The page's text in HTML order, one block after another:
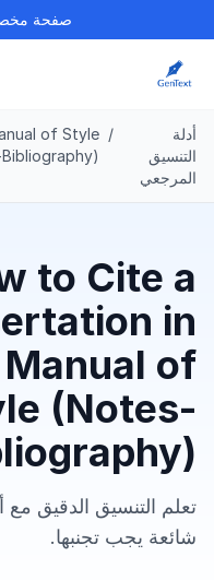
صفحة
أدلة
التنسيق
المرجعي
/
of Style
to Cite a
in
of
(Notes-
تعلم التنسيق الدقيق مع
شائعة يجب تجنبها.